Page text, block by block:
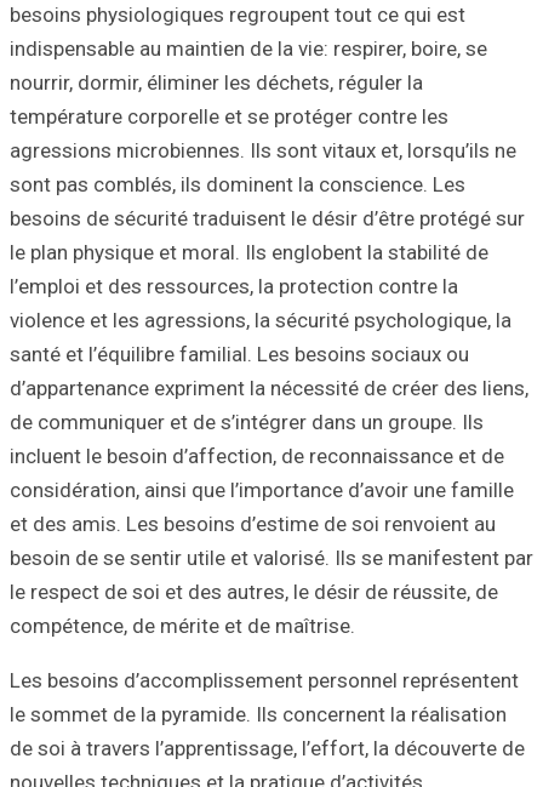
besoins
indispensable
nourrir, dormir,
température
agressions
sont pas
besoins de
le plan physique
l’emploi et des
violence et les
santé et
d’appartenance
de
incluent le
considération,
et des amis. Les
besoin de se
le respect de soi
Les besoins
le sommet de la
de soi à travers
nouvelles